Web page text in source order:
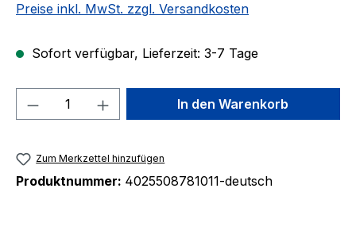
Preise inkl. MwSt. zzgl. Versandkosten
Sofort verfügbar, Lieferzeit: 3-7 Tage
Produkt Anzahl: Gib denIn den Warenkorb
Zum Merkzettel hinzufügen
Produktnummer: 4025508781011-deutsch